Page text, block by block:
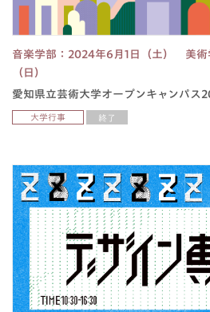
音楽学部：2024年6月1日（土） 美術
（日）
愛知県立芸術大学オープンキャンパス
大学行事 終了